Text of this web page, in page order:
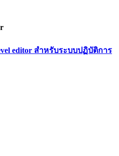
editor สำหรับระบบปฏิบัติการ